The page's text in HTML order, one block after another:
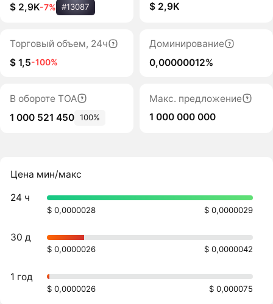
$ 2,9K-7% #13087
$ 2,9K
Торговый объем, 24ч
$ 1,5-100%
Доминирование
0,00000012%
В обороте TOA
1 000 521 450 100%
Макс. предложение
1 000 000 000
Цена мин/макс
24 ч
$ 0,0000028 $ 0,0000029
30 д
$ 0,0000026 $ 0,0000042
1 год
$ 0,0000026 $ 0,000075